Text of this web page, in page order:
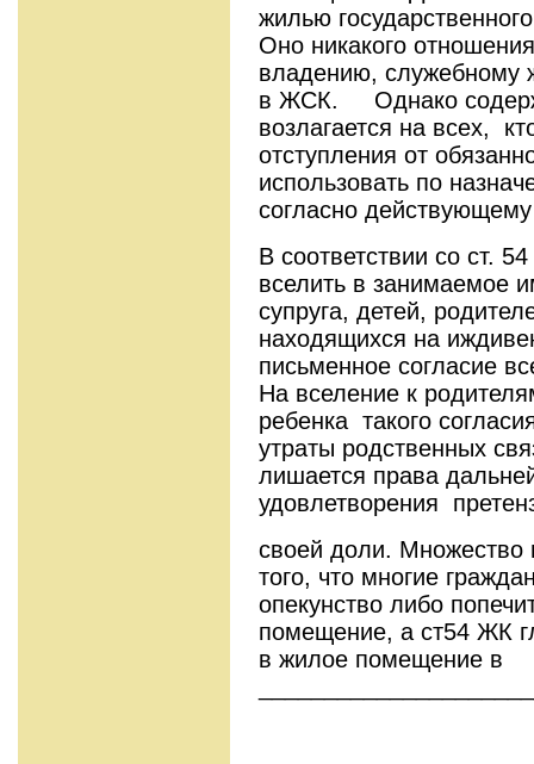
жилью
Оно никакого
владению,
в ЖСК. Однако
возлагается на всех,
отступления от
использовать по
согласно действующему
В соответствии со ст.
вселить в занимаемое
супруга, детей,
находящихся на
письменное согласие
На вселение к
ребенка такого
утраты родственных
лишается права
удовлетворения
своей доли. Множество
того, что многие
опекунство либо
помещение, а ст54 ЖК
в жилое помещение в